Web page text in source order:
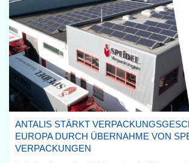
ANTALIS STÄRKT
EUROPA DURCH ÜBERNAHME VON
VERPACKUNGEN